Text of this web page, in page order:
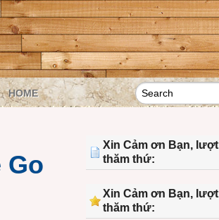
HOME
Go
Xin Cảm ơn Bạn,
thăm thứ:
Xin Cảm ơn Bạn,
thăm thứ: